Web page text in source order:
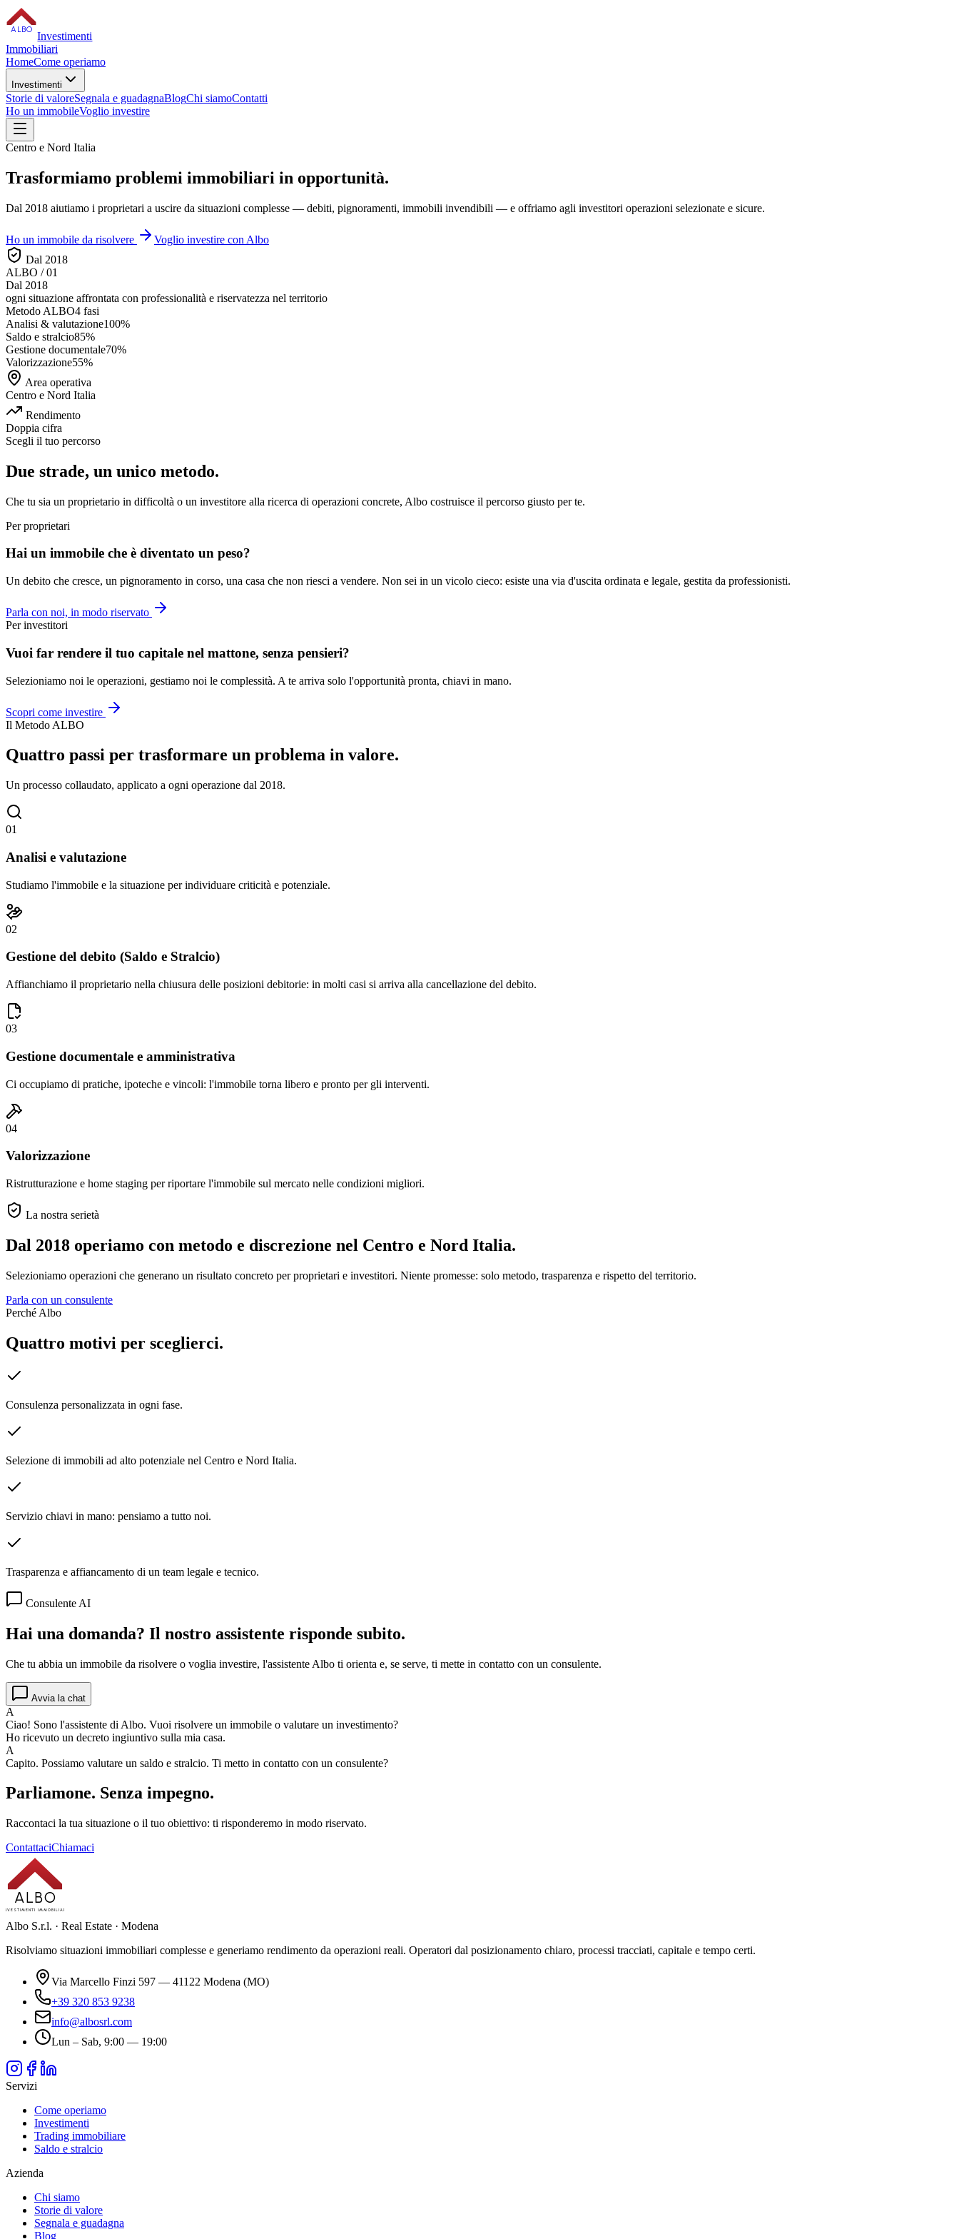
ALBO
Investimenti
Immobiliari
HomeCome operiamo
Investimenti
Storie di valoreSegnala e guadagnaBlogChi siamoContatti
Ho un immobileVoglio investire
Centro e Nord Italia
Trasformiamo problemi immobiliari in opportunità.
Dal 2018 aiutiamo i proprietari a uscire da situazioni complesse — debiti, pignoramenti, immobili invendibili — e offriamo agli investitori operazioni selezionate e sicure.
Ho un immobile da risolvere
Voglio investire con Albo
Dal 2018
ALBO / 01
Dal 2018
ogni situazione affrontata con professionalità e riservatezza nel territorio
Metodo ALBO4 fasi
Analisi & valutazione100%
Saldo e stralcio85%
Gestione documentale70%
Valorizzazione55%
Area operativa
Centro e Nord Italia
Rendimento
Doppia cifra
Scegli il tuo percorso
Due strade, un unico metodo.
Che tu sia un proprietario in difficoltà o un investitore alla ricerca di operazioni concrete, Albo costruisce il percorso giusto per te.
Per proprietari
Hai un immobile che è diventato un peso?
Un debito che cresce, un pignoramento in corso, una casa che non riesci a vendere. Non sei in un vicolo cieco: esiste una via d'uscita ordinata e legale, gestita da professionisti.
Parla con noi, in modo riservato
Per investitori
Vuoi far rendere il tuo capitale nel mattone, senza pensieri?
Selezioniamo noi le operazioni, gestiamo noi le complessità. A te arriva solo l'opportunità pronta, chiavi in mano.
Scopri come investire
Il Metodo ALBO
Quattro passi per trasformare un problema in valore.
Un processo collaudato, applicato a ogni operazione dal 2018.
01
Analisi e valutazione
Studiamo l'immobile e la situazione per individuare criticità e potenziale.
02
Gestione del debito (Saldo e Stralcio)
Affianchiamo il proprietario nella chiusura delle posizioni debitorie: in molti casi si arriva alla cancellazione del debito.
03
Gestione documentale e amministrativa
Ci occupiamo di pratiche, ipoteche e vincoli: l'immobile torna libero e pronto per gli interventi.
04
Valorizzazione
Ristrutturazione e home staging per riportare l'immobile sul mercato nelle condizioni migliori.
La nostra serietà
Dal 2018 operiamo con metodo e discrezione nel Centro e Nord Italia.
Selezioniamo operazioni che generano un risultato concreto per proprietari e investitori. Niente promesse: solo metodo, trasparenza e rispetto del territorio.
Parla con un consulente
Perché Albo
Quattro motivi per sceglierci.
Consulenza personalizzata in ogni fase.
Selezione di immobili ad alto potenziale nel Centro e Nord Italia.
Servizio chiavi in mano: pensiamo a tutto noi.
Trasparenza e affiancamento di un team legale e tecnico.
Consulente AI
Hai una domanda? Il nostro assistente risponde subito.
Che tu abbia un immobile da risolvere o voglia investire, l'assistente Albo ti orienta e, se serve, ti mette in contatto con un consulente.
Avvia la chat
A
Ciao! Sono l'assistente di Albo. Vuoi risolvere un immobile o valutare un investimento?
Ho ricevuto un decreto ingiuntivo sulla mia casa.
A
Capito. Possiamo valutare un saldo e stralcio. Ti metto in contatto con un consulente?
Parliamone. Senza impegno.
Raccontaci la tua situazione o il tuo obiettivo: ti risponderemo in modo riservato.
ContattaciChiamaci
ALBO
INVESTIMENTI IMMOBILIARI
Albo S.r.l. · Real Estate · Modena
Risolviamo situazioni immobiliari complesse e generiamo rendimento da operazioni reali. Operatori dal posizionamento chiaro, processi tracciati, capitale e tempo certi.
Via Marcello Finzi 597 — 41122 Modena (MO)
+39 320 853 9238
info@albosrl.com
Lun – Sab, 9:00 — 19:00
Servizi
Come operiamo
Investimenti
Trading immobiliare
Saldo e stralcio
Azienda
Chi siamo
Storie di valore
Segnala e guadagna
Blog